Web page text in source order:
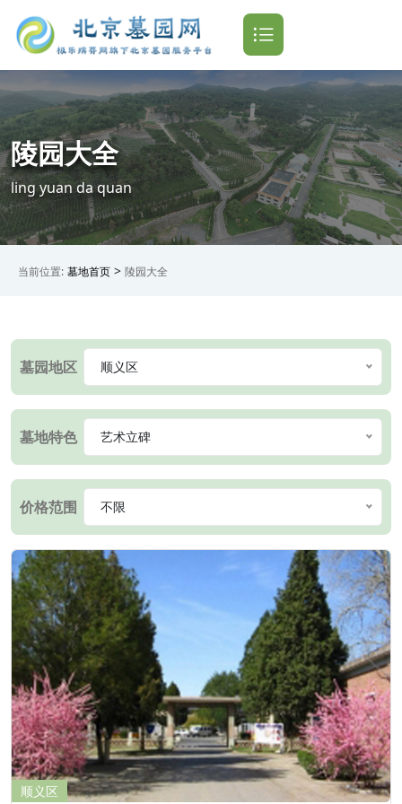
陵园大全
ling yuan da quan
当前位置: 墓地首页 > 陵园大全
墓园地区 顺义区
墓地特色 艺术立碑
价格范围 不限
顺义区